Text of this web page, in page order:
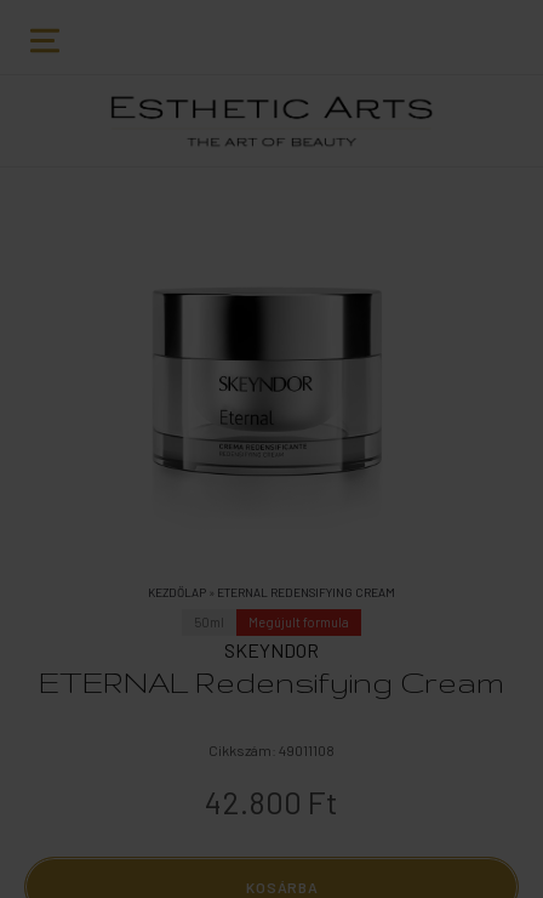
KEZDŐLAP » ETERNAL REDENSIFYING CREAM
50ml Megújult formula
SKEYNDOR
ETERNAL Redensifying Cream
Cikkszám: 49011108
42.800 Ft
KOSÁRBA